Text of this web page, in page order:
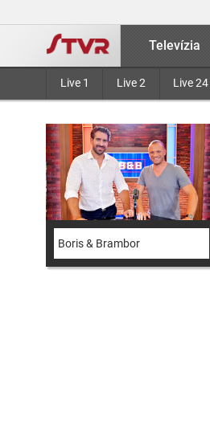
Televízia
Live 1 Live 2 Live 24
Boris & Brambor